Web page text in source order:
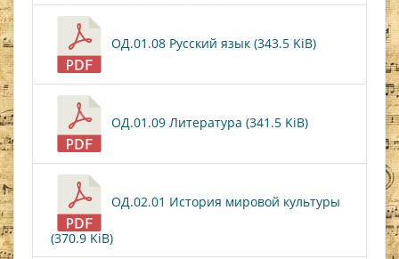
ОД.01.08 Русский язык (343.5 KiB)
ОД.01.09 Литература (341.5 KiB)
ОД.02.01 История мировой культуры
(370.9 KiB)